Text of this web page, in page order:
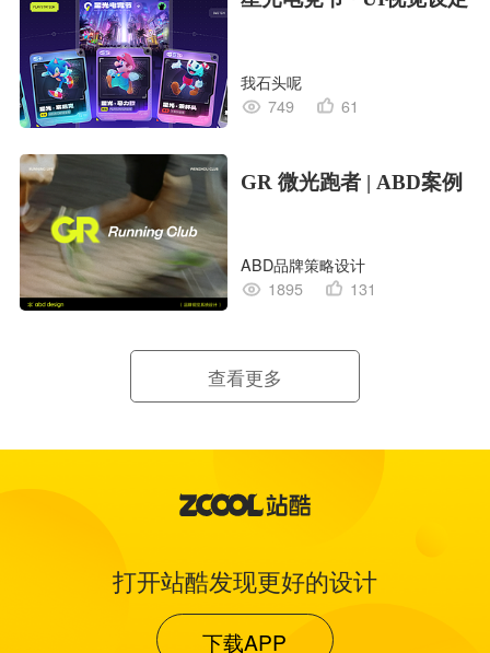
我石头呢
749
61
GR 微光跑者 | ABD案例
ABD品牌策略设计
1895
131
查看更多
打开站酷发现更好的设计
下载APP